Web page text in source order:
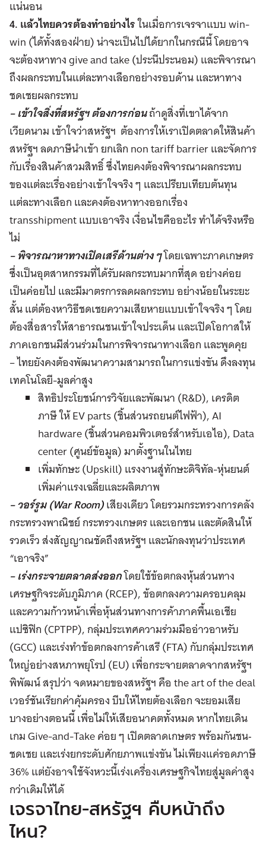
แน่นอน
4. แล้วไทยควรต้องทำอย่างไรในเมื่อการเจรจาแบบ win-
win (ได้ทั้งสองฝ่าย) น่าจะเป็นไปได้ยากในกรณีนี้ โดยอาจ
จะต้องหาทาง give and take (ประนีประนอม) และพิจารณา
ถึงผลกระทบในแต่ละทางเลือกอย่างรอบด้าน และหาทาง
ชดเชยผลกระทบ
– เข้าใจสิ่งที่สหรัฐฯ ต้องการก่อนถ้าดูสิ่งที่เขาได้จาก
เวียดนาม เข้าใจว่าสหรัฐฯ ต้องการให้เราเปิดตลาดให้สินค้า
สหรัฐฯ ลดภาษีนำเข้า ยกเลิก non tariff barrier และจัดการ
กับเรื่องสินค้าสวมสิทธิ์ ซึ่งไทยคงต้องพิจารณาผลกระทบ
ของแต่ละเรื่องอย่างเข้าใจจริง ๆ และเปรียบเทียบต้นทุน
แต่ละทางเลือก และคงต้องหาทางออกเรื่อง
transshipment แบบเอาจริง เงื่อนไขคืออะไร ทำได้จริงหรือ
ไม่
– พิจารณาหาทางเปิดเสรีด้านต่าง ๆโดยเฉพาะภาคเกษตร
ซึ่งเป็นอุตสาหกรรมที่ได้รับผลกระทบมากที่สุด อย่างค่อย
เป็นค่อยไป และมีมาตรการลดผลกระทบ อย่างน้อยในระยะ
สั้น แต่ต้องหาวิธีชดเชยความเสียหายแบบเข้าใจจริง ๆ โดย
ต้องสื่อสารให้สาธารณชนเข้าใจประเด็น และเปิดโอกาสให้
ภาคเอกชนมีส่วนร่วมในการพิจารณาทางเลือก และพูดคุย
– ไทยยังคงต้องพัฒนาความสามารถในการแข่งขัน ดึงลงทุน
เทคโนโลยี-มูลค่าสูง
สิทธิประโยชน์การวิจัยและพัฒนา (R&D), เครดิต
ภาษี ให้ EV parts (ชิ้นส่วนรถยนต์ไฟฟ้า), AI
hardware (ชิ้นส่วนคอมพิวเตอร์สำหรับเอไอ), Data
center (ศูนย์ข้อมูล) มาตั้งฐานในไทย
เพิ่มทักษะ (Upskill) แรงงานสู่ทักษะดิจิทัล-หุ่นยนต์
เพิ่มค่าแรงเฉลี่ยและผลิตภาพ
– วอร์รูม (War Room)เสียงเดียว โดยรวมกระทรวงการคลัง
กระทรวงพาณิชย์ กระทรวงเกษตร และเอกชน และตัดสินให้
รวดเร็ว ส่งสัญญาณชัดถึงสหรัฐฯ และนักลงทุนว่าประเทศ
“เอาจริง”
– เร่งกระจายตลาดส่งออกโดยใช้ข้อตกลงหุ้นส่วนทาง
เศรษฐกิจระดับภูมิภาค (RCEP), ข้อตกลงความครอบคลุม
และความก้าวหน้าเพื่อหุ้นส่วนทางการค้าภาคพื้นเอเชีย
แปซิฟิก (CPTPP), กลุ่มประเทศความร่วมมืออ่าวอาหรับ
(GCC) และเร่งทำข้อตกลงการค้าเสรี (FTA) กับกลุ่มประเทศ
ใหญ่อย่างสหภาพยุโรป (EU) เพื่อกระจายตลาดจากสหรัฐฯ
พิพัฒน์ สรุปว่า จดหมายของสหรัฐฯ คือ the art of the deal
เวอร์ชันเรียกค่าคุ้มครอง บีบให้ไทยต้องเลือก จะยอมเสีย
บางอย่างตอนนี้ เพื่อไม่ให้เสียอนาคตทั้งหมด หากไทยเดิน
เกม Give-and-Take ค่อย ๆ เปิดตลาดเกษตร พร้อมกันชน‐
ชดเชย และเร่งยกระดับศักยภาพแข่งขัน ไม่เพียงแค่รอดภาษี
36% แต่ยังอาจใช้จังหวะนี้เร่งเครื่องเศรษฐกิจไทยสู่มูลค่าสูง
กว่าเดิมให้ได้
เจรจาไทย-สหรัฐฯ คืบหน้าถึง
ไหน?